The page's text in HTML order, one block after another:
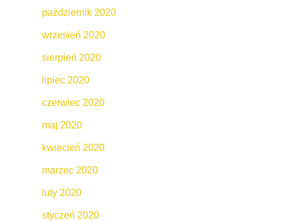
październik 2020
wrzesień 2020
sierpień 2020
lipiec 2020
czerwiec 2020
maj 2020
kwiecień 2020
marzec 2020
luty 2020
styczeń 2020